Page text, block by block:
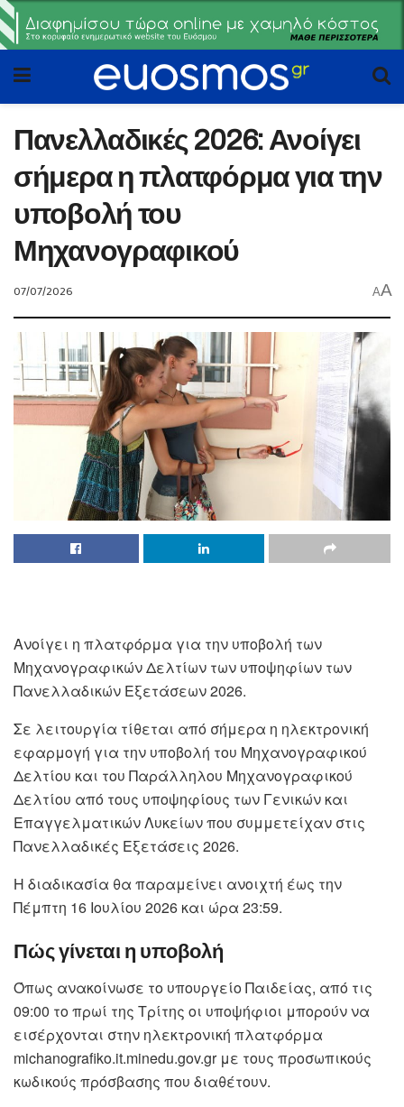
Πανελλαδικές 2026: Ανοίγει
σήμερα η πλατφόρμα για την
υποβολή του
Μηχανογραφικού
07/07/2026 AA
Ανοίγει η πλατφόρμα για την υποβολή των
Μηχανογραφικών Δελτίων των υποψηφίων των
Πανελλαδικών Εξετάσεων 2026.
Σε λειτουργία τίθεται από σήμερα η ηλεκτρονική
εφαρμογή για την υποβολή του Μηχανογραφικού
Δελτίου και του Παράλληλου Μηχανογραφικού
Δελτίου από τους υποψηφίους των Γενικών και
Επαγγελματικών Λυκείων που συμμετείχαν στις
Πανελλαδικές Εξετάσεις 2026.
Η διαδικασία θα παραμείνει ανοιχτή έως την
Πέμπτη 16 Ιουλίου 2026 και ώρα 23:59.
Πώς γίνεται η υποβολή
Όπως ανακοίνωσε το υπουργείο Παιδείας, από τις
09:00 το πρωί της Τρίτης οι υποψήφιοι μπορούν να
εισέρχονται στην ηλεκτρονική πλατφόρμα
michanografiko.it.minedu.gov.gr με τους προσωπικούς
κωδικούς πρόσβασης που διαθέτουν.